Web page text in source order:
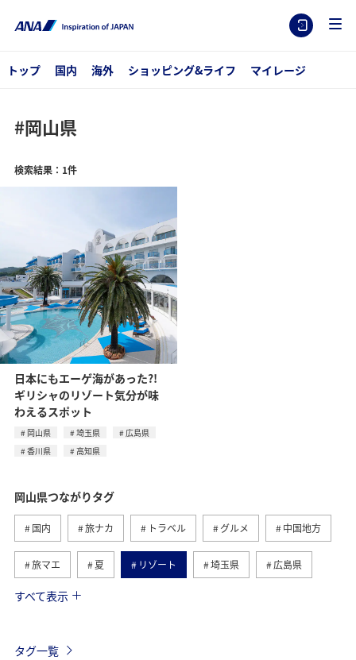
トップ 国内 海外 ショッピング&ライフ マイレージ
#岡山県
検索結果：1件
日本にもエーゲ海があった?!
ギリシャのリゾート気分が味
わえるスポット
岡山県 埼玉県
広島県
香川県
高知県
岡山県つながりタグ
国内 旅ナカ トラベル グルメ 中国地方
旅マエ 夏 リゾート 埼玉県 広島県
香川県
すべて表示
タグ一覧